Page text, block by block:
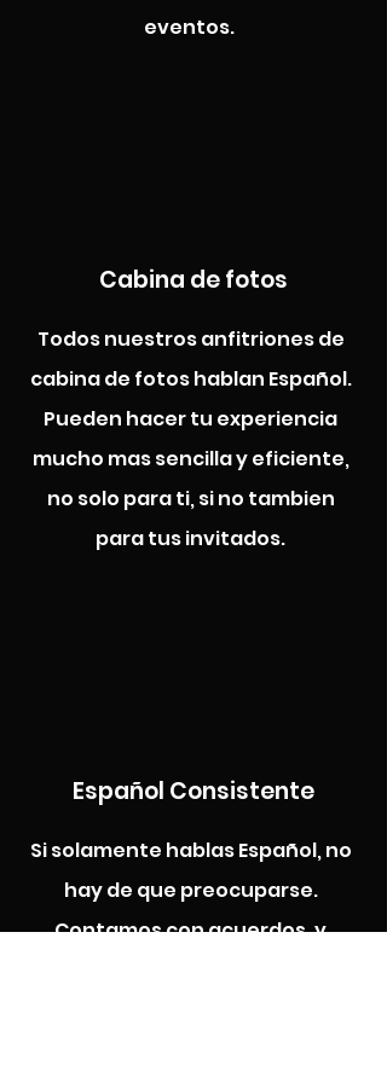
eventos.
Cabina de fotos
Todos nuestros anfitriones de
cabina de fotos hablan Español.
Pueden hacer tu experiencia
mucho mas sencilla y eficiente,
no solo para ti, si no tambien
para tus invitados.
Español Consistente
Si solamente hablas Español, no
hay de que preocuparse.
Contamos con acuerdos, y